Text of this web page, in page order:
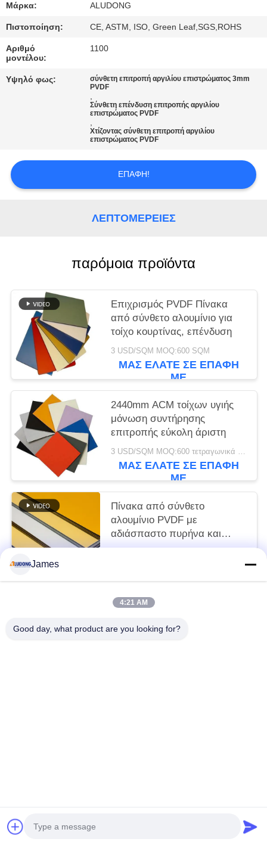
ΖΗΤΉΣΤΕ
ΜΙΑ
ΠΡΟΣΦΟΡΆ
SITEMAP
ΑΠΟΡΡΉΤΟΥ
Μάρκα: ALUDONG
Πιστοποίηση: CE, ASTM, ISO, Green Leaf,SGS,ROHS
Αριθμό
μοντέλου:
1100
Υψηλό φως:
σύνθετη επιτροπή αργιλίου επιστρώματος 3mm
PVDF
,
Σύνθετη επένδυση επιτροπής αργιλίου
επιστρώματος PVDF
,
Χτίζοντας σύνθετη επιτροπή αργιλίου
επιστρώματος PVDF
ΕΠΑΦΉ!
ΛΕΠΤΟΜΈΡΕΙΕΣ
παρόμοια προϊόντα
Επιχρισμός PVDF Πίνακα
από σύνθετο αλουμίνιο για
τοίχο κουρτίνας, επένδυση
3 USD/SQM MOQ:600 SQM
ΜΑΣ ΕΛΆΤΕ ΣΕ ΕΠΑΦΉ
ΜΕ
2440mm ACM τοίχων υγιής
μόνωση συντήρησης
επιτροπής εύκολη άριστη
3 USD/SQM MOQ:600 τετραγωνικά μέτρα
ΜΑΣ ΕΛΆΤΕ ΣΕ ΕΠΑΦΉ
ΜΕ
Πίνακα από σύνθετο
αλουμίνιο PVDF με
αδιάσπαστο πυρήνα και
γυαλιστερή επιφάνεια
ΜΕ
James
4:21 AM
Good day, what product are you looking for?